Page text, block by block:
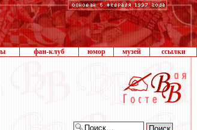
фан-клуб юмор музей ссылки